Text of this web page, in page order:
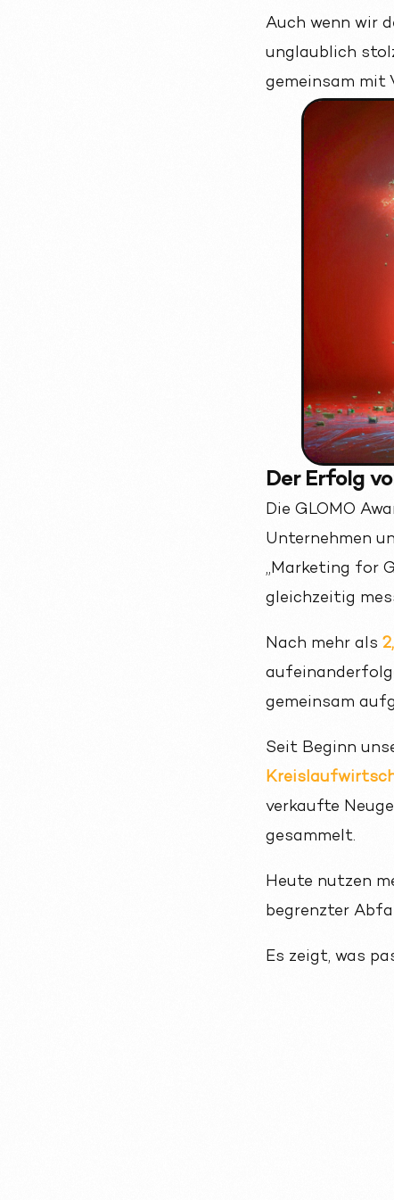
Auch wenn wir
unglaublich
gemeinsam mit
Der Erfolg
Die GLOMO
Unternehmen
„Marketing for
gleichzeitig
Nach mehr als
gemeinsam
Seit Beginn
verkaufte
gesammelt.
Heute nutzen
begrenzter
Es zeigt, was